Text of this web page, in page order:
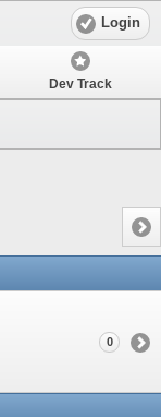
Login
Dev Track
0